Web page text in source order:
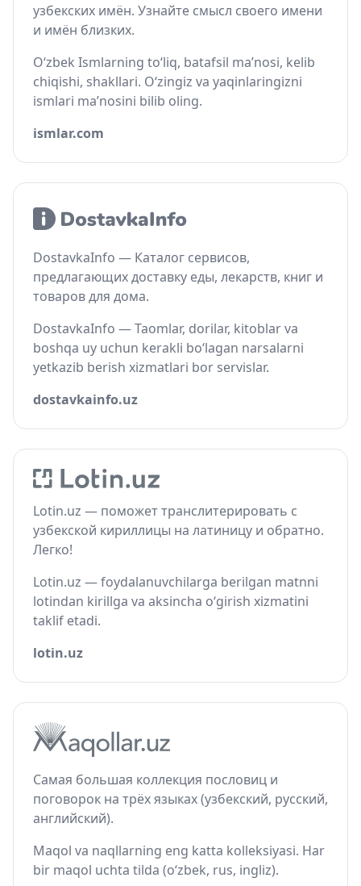
узбекских имён. Узнайте смысл своего имени
и имён близких.
O‘zbek Ismlarning to‘liq, batafsil ma’nosi, kelib
chiqishi, shakllari. O‘zingiz va yaqinlaringizni
ismlari ma’nosini bilib oling.
ismlar.com
DostavkaInfo — Каталог сервисов,
предлагающих доставку еды, лекарств, книг и
товаров для дома.
DostavkaInfo — Taomlar, dorilar, kitoblar va
boshqa uy uchun kerakli bo‘lagan narsalarni
yetkazib berish xizmatlari bor servislar.
dostavkainfo.uz
Lotin.uz — поможет транслитерировать с
узбекской кириллицы на латиницу и обратно.
Легко!
Lotin.uz — foydalanuvchilarga berilgan matnni
lotindan kirillga va aksincha o‘girish xizmatini
taklif etadi.
lotin.uz
Самая большая коллекция пословиц и
поговорок на трёх языках (узбекский, русский,
английский).
Maqol va naqllarning eng katta kolleksiyasi. Har
bir maqol uchta tilda (o‘zbek, rus, ingliz).